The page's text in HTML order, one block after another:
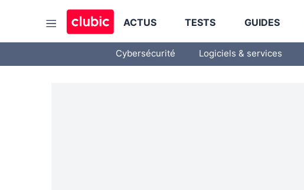
ACTUS TESTS GUIDES
Cybersécurité Logiciels & services